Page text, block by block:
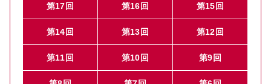
第17回 第16回 第15回
第14回 第13回 第12回
第11回 第10回 第9回